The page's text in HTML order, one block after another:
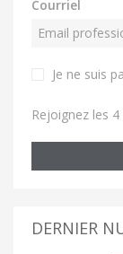
Courriel
Je ne suis
Rejoignez les
DERNIER